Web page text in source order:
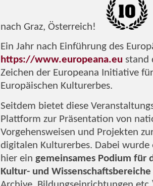
nach Graz, Österreich!
Ein Jahr nach Einführung des
https://www.europeana.eu stand
Zeichen der Europeana Initiative
Europäischen Kulturerbes.
Seitdem bietet diese
Plattform zur Präsentation von
Vorgehensweisen und Projekten
digitalen Kulturerbes. Dabei wurde
hier ein gemeinsames Podium für
Kultur- und Wissenschaftsbereiche